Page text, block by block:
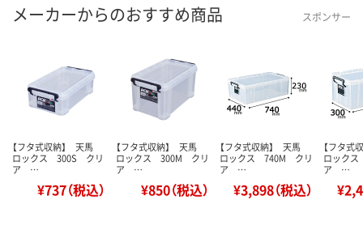
メーカーからのおすすめ商品 スポンサー
【フタ式収納】 天馬
ロックス 300S クリ
ア …
¥737（税込）
【フタ式収納】 天馬
ロックス 300M クリ
ア …
¥850（税込）
【フタ式収納】 天馬
ロックス 740M クリ
ア …
¥3,898（税込）
【フタ
ロック
ア …